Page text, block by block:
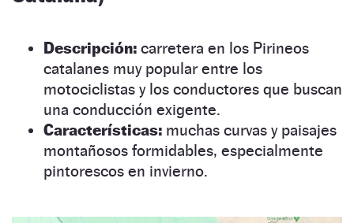
Descripción: carretera en los Pirineos
catalanes muy popular entre los
motociclistas y los conductores que buscan
una conducción exigente.
Características: muchas curvas y paisajes
montañosos formidables, especialmente
pintorescos en invierno.